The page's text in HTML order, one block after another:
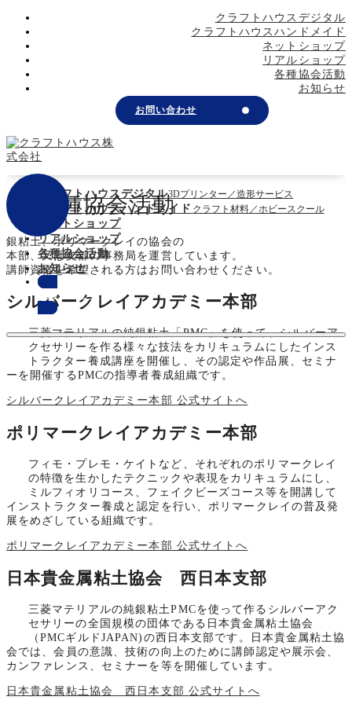
移
動
クラフトハウスデジタル
クラフトハウスハンドメイド
ネットショップ
リアルショップ
各種協会活動
お知らせ
お問い合わせ
クラフトハウスデジタル3Dプリンター／造形サービス
クラフトハウスハンドメイド クラフト材料／ホビースクール
ネットショップ
リアルショップ
各種協会活動
お知らせ
お問い合わせ
各種協会活動
銀粘土、ポリマークレイの協会の
本部、又は支部の事務局を運営しています。
講師資格を希望される方はお問い合わせください。
シルバークレイアカデミー本部
三菱マテリアルの純銀粘土「PMC」を使って、シルバーア
クセサリーを作る様々な技法をカリキュラムにしたインス
トラクター養成講座を開催し、その認定や作品展、セミナ
ーを開催するPMCの指導者養成組織です。
シルバークレイアカデミー本部 公式サイトへ
ポリマークレイアカデミー本部
フィモ・プレモ・ケイトなど、それぞれのポリマークレイ
の特徴を生かしたテクニックや表現をカリキュラムにし、
ミルフィオリコース、フェイクビーズコース等を開講して
インストラクター養成と認定を行い、ポリマークレイの普及発
展をめざしている組織です。
ポリマークレイアカデミー本部 公式サイトへ
日本貴金属粘土協会 西日本支部
三菱マテリアルの純銀粘土PMCを使って作るシルバーアク
セサリーの全国規模の団体である日本貴金属粘土協会
（PMCギルドJAPAN)の西日本支部です。日本貴金属粘土協
会では、会員の意識、技術の向上のために講師認定や展示会、
カンファレンス、セミナーを等を開催しています。
日本貴金属粘土協会 西日本支部 公式サイトへ